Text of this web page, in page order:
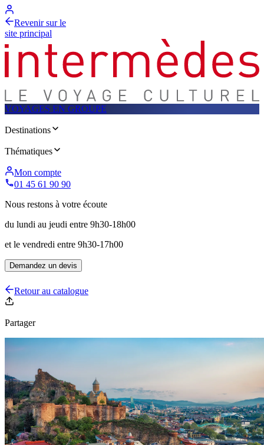
Revenir sur le
site principal
VOYAGES EN GROUPE
Destinations
Thématiques
Mon compte
01 45 61 90 90
Nous restons à votre écoute
du lundi au jeudi entre 9h30-18h00
et le vendredi entre 9h30-17h00
Demandez un devis
Retour au catalogue
Partager